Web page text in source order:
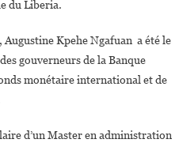
du Liberia.
Kpehe Ngafuan a été le
gouverneurs de la Banque
monétaire international et de
d’un Master en administration